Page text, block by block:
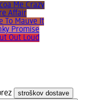
Me Crazy
Affair
To Mauve It
Promise
Out Loud
stroškov dostave